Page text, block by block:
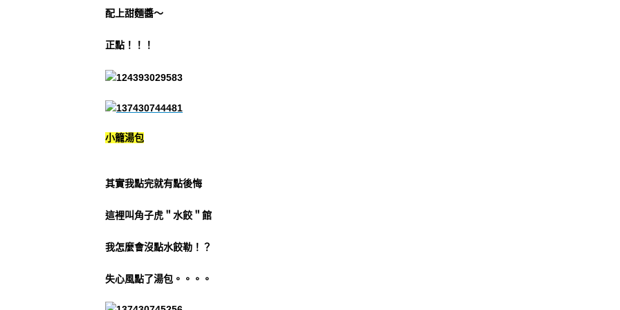
配上甜麵醬～
正點！！！
小籠湯包
其實我點完就有點後悔
這裡叫角子虎＂水餃＂館
我怎麼會沒點水餃勒！？
失心風點了湯包。。。。